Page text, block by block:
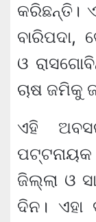
କରିଛନ୍ତି।
ବାରିପଦା,
ଓ
ଚାଷ ଜମିକୁ
ଏହି
ଜିଲ୍ଲା ଓ
ଦିନ। ଏହା